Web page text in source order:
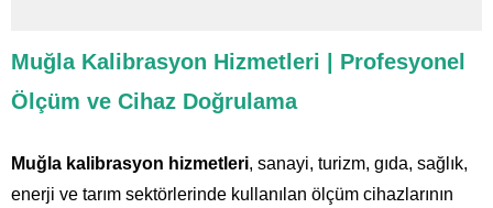
Muğla Kalibrasyon Hizmetleri | Profesyonel
Ölçüm ve Cihaz Doğrulama
Muğla kalibrasyon hizmetleri, sanayi, turizm, gıda, sağlık,
enerji ve tarım sektörlerinde kullanılan ölçüm cihazlarının